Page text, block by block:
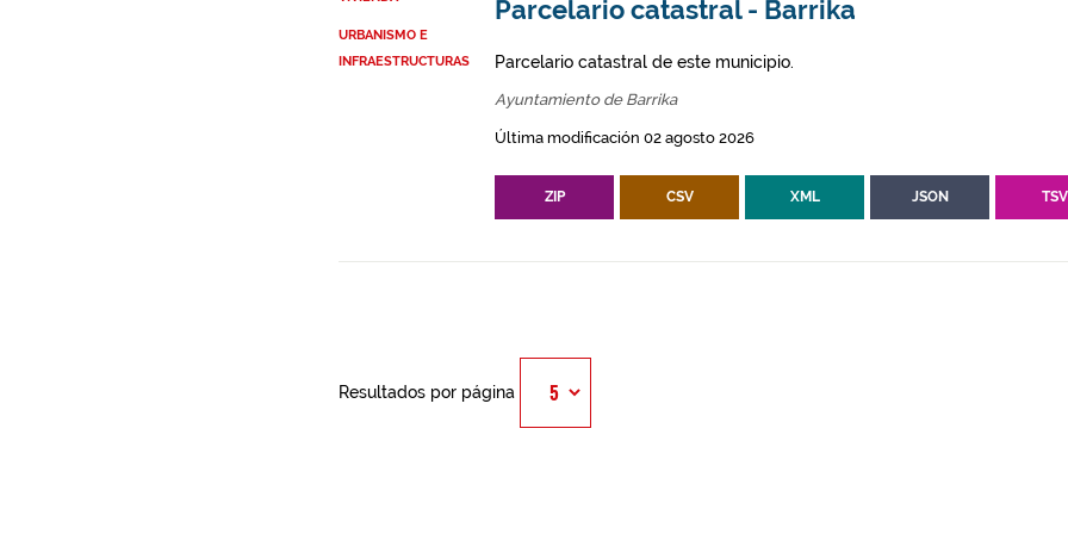
URBANISMO E
INFRAESTRUCTURAS
Parcelario catastral - Barrika
Parcelario catastral de este municipio.
Ayuntamiento de Barrika
Última modificación 02 agosto 2026
ZIP CSV XML JSON TSV
Resultados por página